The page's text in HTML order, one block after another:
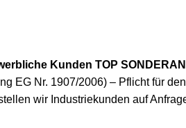
Kunden TOP
EG Nr. 1907/2006) – Pflicht für
wir Industriekunden auf